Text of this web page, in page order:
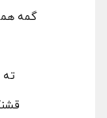
گمه
ته